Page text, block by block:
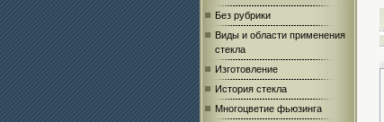
Без рубрики
Виды и области применения
стекла
Изготовление
История стекла
Многоцветие фьюзинга